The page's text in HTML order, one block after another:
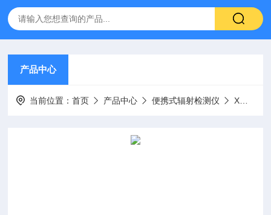
产品中心
当前位置：首页 产品中心 便携式辐射检测仪 X、γ剂量当量率仪